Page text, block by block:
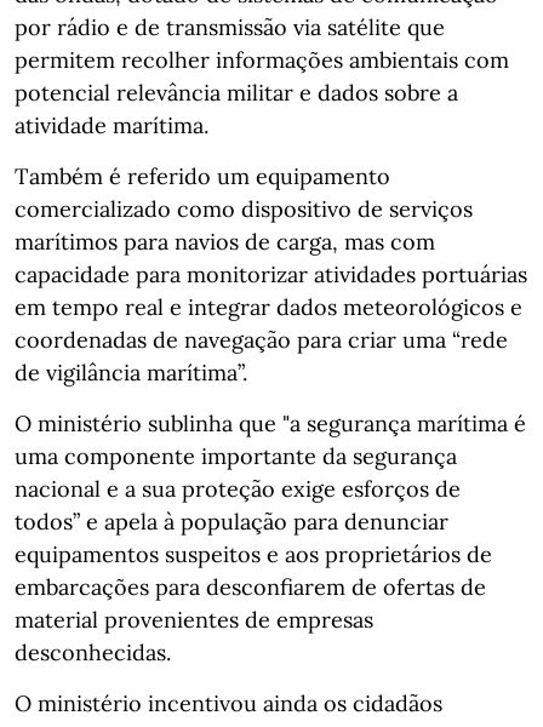
por rádio e de transmissão via satélite que
permitem recolher informações ambientais com
potencial relevância militar e dados sobre a
atividade marítima.
Também é referido um equipamento
comercializado como dispositivo de serviços
marítimos para navios de carga, mas com
capacidade para monitorizar atividades portuárias
em tempo real e integrar dados meteorológicos e
coordenadas de navegação para criar uma “rede
de vigilância marítima”.
O ministério sublinha que "a segurança marítima é
uma componente importante da segurança
nacional e a sua proteção exige esforços de
todos” e apela à população para denunciar
equipamentos suspeitos e aos proprietários de
embarcações para desconfiarem de ofertas de
material provenientes de empresas
desconhecidas.
O ministério incentivou ainda os cidadãos